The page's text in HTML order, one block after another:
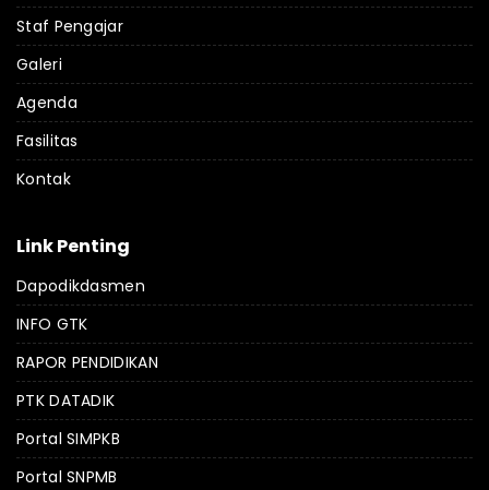
Staf Pengajar
Galeri
Agenda
Fasilitas
Kontak
Link Penting
Dapodikdasmen
INFO GTK
RAPOR PENDIDIKAN
PTK DATADIK
Portal SIMPKB
Portal SNPMB